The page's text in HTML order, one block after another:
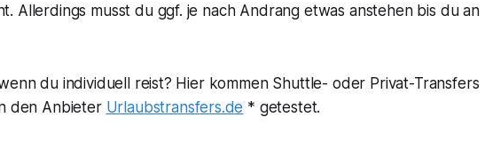
Allerdings musst du ggf. je nach Andrang etwas anstehen bis du an
du individuell reist? Hier kommen Shuttle- oder Privat-Transfers
den Anbieter Urlaubstransfers.de * getestet.